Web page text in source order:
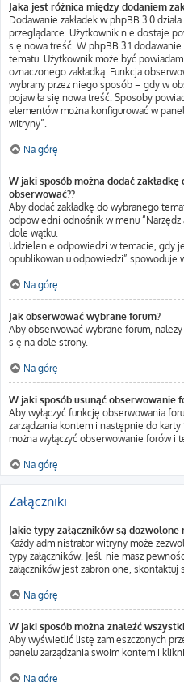
Jaka jest różnica między dodaniem
Dodawanie zakładek w phpBB 3.0
przeglądarce. Użytkownik nie dostaje
się nowa treść. W phpBB 3.1
tematu. Użytkownik może być
oznaczonego zakładką. Funkcja
wybrany przez niego sposób – gdy w
pojawiła się nowa treść. Sposoby
elementów można konfigurować w
witryny”.
Na górę
W jaki sposób można dodać
obserwować??
Aby dodać zakładkę do wybranego
odpowiedni odnośnik w menu
dole wątku.
Udzielenie odpowiedzi w temacie, gdy
opublikowaniu odpowiedzi” spowoduje
Na górę
Jak obserwować wybrane forum?
Aby obserwować wybrane forum,
się na dole strony.
Na górę
W jaki sposób usunąć obserwowanie
Aby wyłączyć funkcję obserwowania
zarządzania kontem i następnie do
można wyłączyć obserwowanie forów i
Na górę
Załączniki
Jakie typy załączników są
Każdy administrator witryny może
typy załączników. Jeśli nie masz
załączników jest zabronione,
Na górę
W jaki sposób można znaleźć
Aby wyświetlić listę zamieszczonych
panelu zarządzania swoim kontem i
Na górę